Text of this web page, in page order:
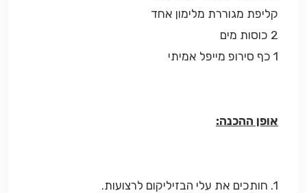
קליפת מגוררת מלימון אחד
2 כוסות מים
1 כף סירופ מייפל אמיתי
אופן ההכנה:
1. חותכים את עלי הבזיליקום לרצועות.